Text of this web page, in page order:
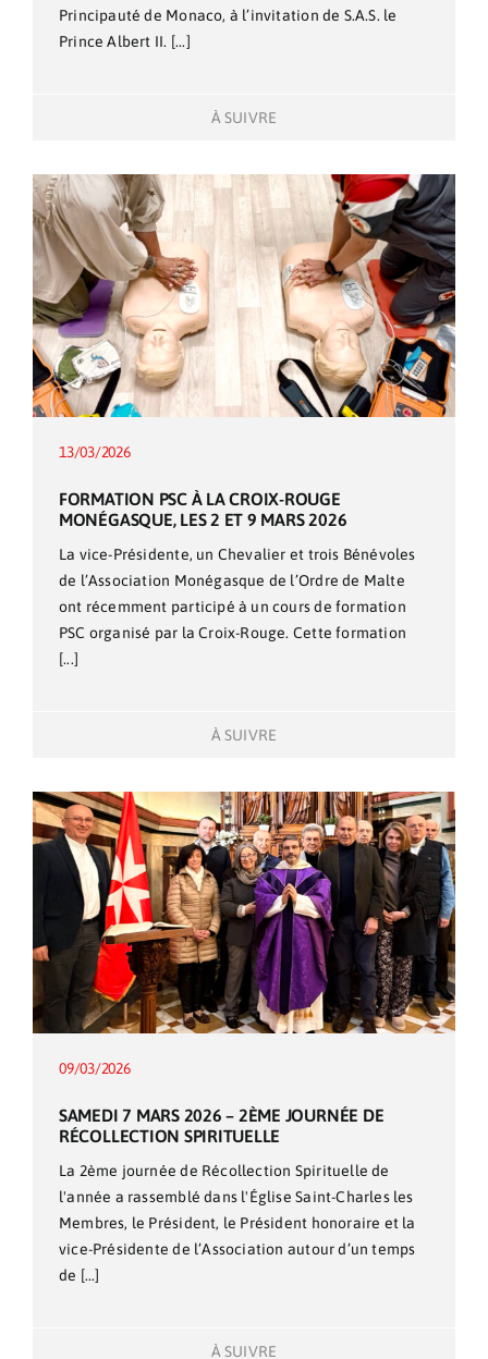
Principauté de Monaco, à l’invitation de S.A.S. le
Prince Albert II. [...]
À SUIVRE
13/03/2026
FORMATION PSC À LA CROIX-ROUGE
MONÉGASQUE, LES 2 ET 9 MARS 2026
La vice-Présidente, un Chevalier et trois Bénévoles
de l’Association Monégasque de l’Ordre de Malte
ont récemment participé à un cours de formation
PSC organisé par la Croix-Rouge. Cette formation
[...]
À SUIVRE
09/03/2026
SAMEDI 7 MARS 2026 – 2ÈME JOURNÉE DE
RÉCOLLECTION SPIRITUELLE
La 2ème journée de Récollection Spirituelle de
l'année a rassemblé dans l'Église Saint-Charles les
Membres, le Président, le Président honoraire et la
vice-Présidente de l’Association autour d’un temps
de [...]
À SUIVRE